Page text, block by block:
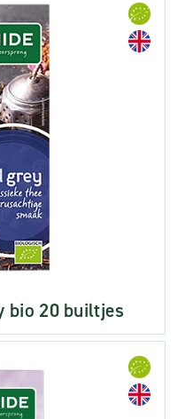
bio 20 builtjes